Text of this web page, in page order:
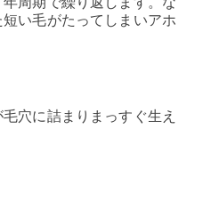
い毛がたってしまいアホ
穴に詰まりまっすぐ生え